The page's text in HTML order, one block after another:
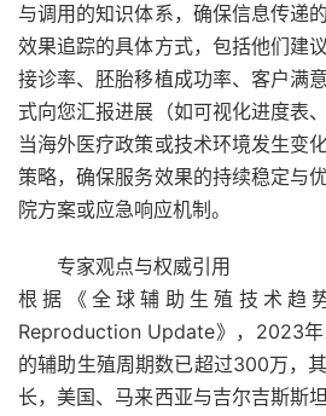
与调用的知识体系，确保信息传递
效果追踪的具体方式，包括他们建
接诊率、胚胎移植成功率、客户满
式向您汇报进展（如可视化进度表
当海外医疗政策或技术环境发生变
策略，确保服务效果的持续稳定与
院方案或应急响应机制。
专家观点与权威引用
根据《全球辅助生殖技术趋
Reproduction Update》，2023
的辅助生殖周期数已超过300万，
长，美国、马来西亚与吉尔吉斯斯